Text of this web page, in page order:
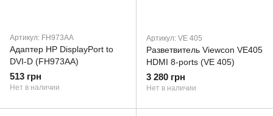
Артикул: FH973AA
Адаптер HP DisplayPort to
DVI-D (FH973AA)
513 грн
Нет в наличии
Артикул: VE 405
Разветвитель Viewcon VE405
HDMI 8-ports (VE 405)
3 280 грн
Нет в наличии